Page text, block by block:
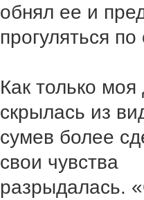
обнял ее и
прогуляться по
Как только моя
скрылась из
сумев более
свои чувства
разрыдалась.